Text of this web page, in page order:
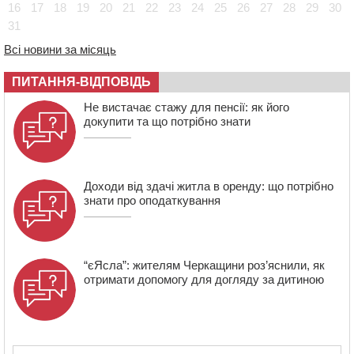
12:50
11:29 У Черкасах до середини серпня обмежать рух
транспорту на трьох вулицях
16
17 18 19 20 21 22 23 24 25 26 27 28 29
30
31
Всі новини за місяць
ПИТАННЯ-ВІДПОВІДЬ
Не вистачає стажу для пенсії: як його
докупити та що потрібно знати
Доходи від здачі житла в оренду: що потрібно
знати про оподаткування
“єЯсла”: жителям Черкащини роз’яснили, як
отримати допомогу для догляду за дитиною